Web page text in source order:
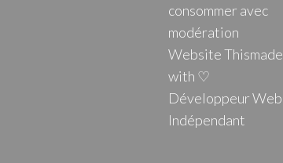
consommer avec
modération
Website Thismade
with ♡
Développeur Web
Indépendant